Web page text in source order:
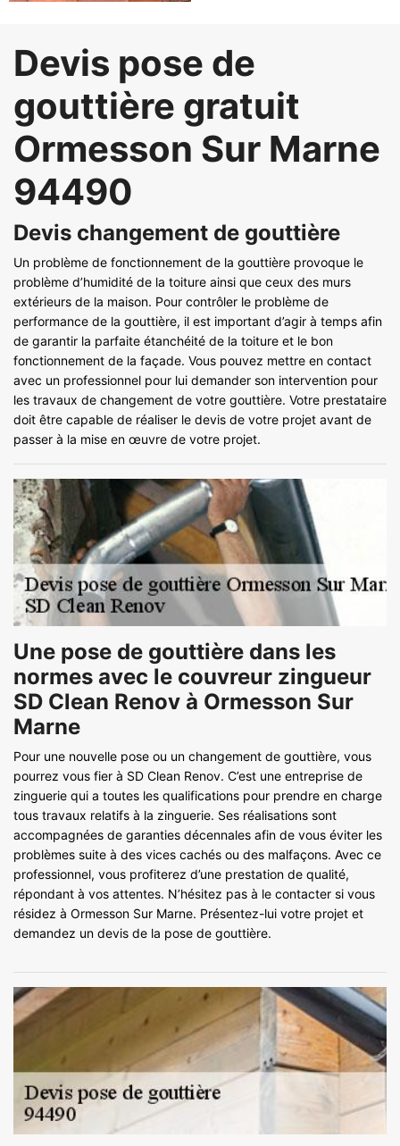
Devis pose de
gouttière gratuit
Ormesson Sur Marne
94490
Devis changement de gouttière
Un problème de fonctionnement de la gouttière provoque le
problème d’humidité de la toiture ainsi que ceux des murs
extérieurs de la maison. Pour contrôler le problème de
performance de la gouttière, il est important d’agir à temps afin
de garantir la parfaite étanchéité de la toiture et le bon
fonctionnement de la façade. Vous pouvez mettre en contact
avec un professionnel pour lui demander son intervention pour
les travaux de changement de votre gouttière. Votre prestataire
doit être capable de réaliser le devis de votre projet avant de
passer à la mise en œuvre de votre projet.
Une pose de gouttière dans les
normes avec le couvreur zingueur
SD Clean Renov à Ormesson Sur
Marne
Pour une nouvelle pose ou un changement de gouttière, vous
pourrez vous fier à SD Clean Renov. C’est une entreprise de
zinguerie qui a toutes les qualifications pour prendre en charge
tous travaux relatifs à la zinguerie. Ses réalisations sont
accompagnées de garanties décennales afin de vous éviter les
problèmes suite à des vices cachés ou des malfaçons. Avec ce
professionnel, vous profiterez d’une prestation de qualité,
répondant à vos attentes. N’hésitez pas à le contacter si vous
résidez à Ormesson Sur Marne. Présentez-lui votre projet et
demandez un devis de la pose de gouttière.